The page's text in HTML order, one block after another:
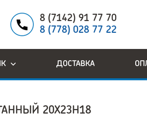
8 (7142) 91 77 70
8 (778) 028 77 22
ДОСТАВКА
20Х23Н18